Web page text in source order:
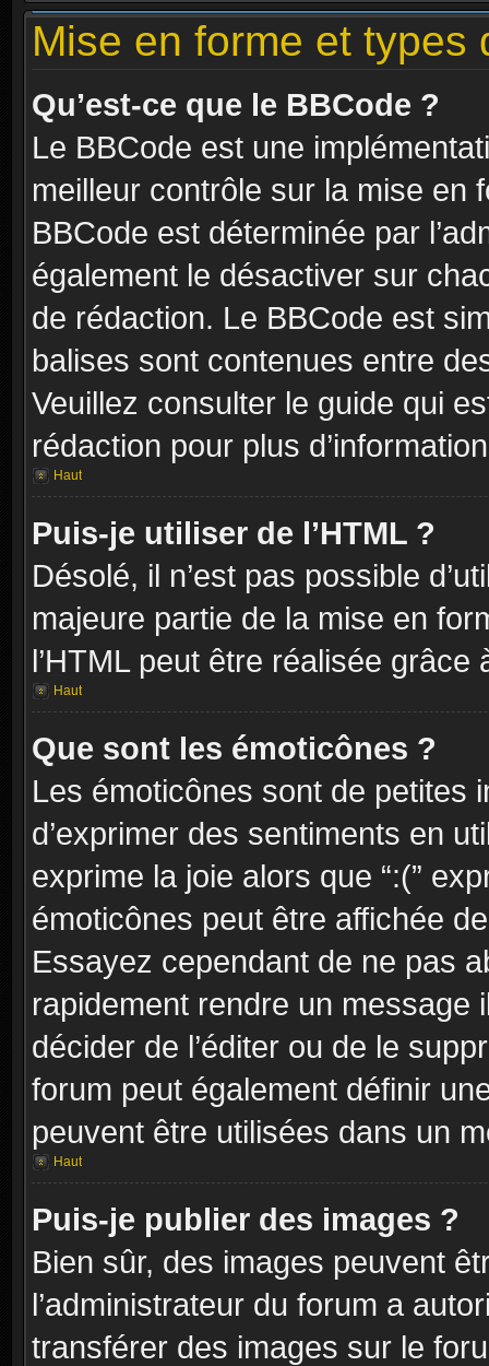
Mise en forme et types
Qu’est-ce que le BBCode ?
Le BBCode est une
meilleur contrôle sur la mise en
BBCode est déterminée par
également le désactiver sur
de rédaction. Le BBCode est
balises sont contenues entre
Veuillez consulter le guide qui
rédaction pour plus
Haut
Puis-je utiliser de l’HTML ?
Désolé, il n’est pas possible
majeure partie de la mise en
l’HTML peut être réalisée grâce
Haut
Que sont les émoticônes ?
Les émoticônes sont de petites
d’exprimer des sentiments en
exprime la joie alors que “:(”
émoticônes peut être affichée
Essayez cependant de ne pas
rapidement rendre un message
décider de l’éditer ou de le
forum peut également définir
peuvent être utilisées dans un
Haut
Puis-je publier des images ?
Bien sûr, des images peuvent
l’administrateur du forum a
transférer des images sur le